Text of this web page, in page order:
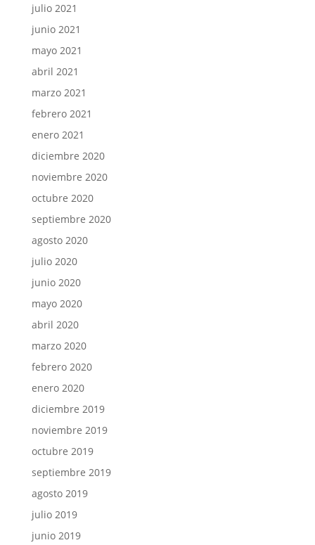
julio 2021
junio 2021
mayo 2021
abril 2021
marzo 2021
febrero 2021
enero 2021
diciembre 2020
noviembre 2020
octubre 2020
septiembre 2020
agosto 2020
julio 2020
junio 2020
mayo 2020
abril 2020
marzo 2020
febrero 2020
enero 2020
diciembre 2019
noviembre 2019
octubre 2019
septiembre 2019
agosto 2019
julio 2019
junio 2019